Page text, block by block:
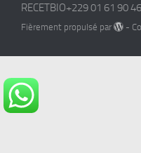
RECETBIO+229 01 61 90
Fièrement propulsé par -